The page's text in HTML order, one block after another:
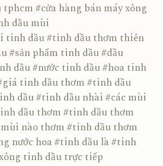
#cửa hàng bán máy xông
dầu mùi
tinh dầu #tinh dầu thơm thiên
#sản phẩm tinh dầu #dầu
dầu #nước tinh dầu #hoa tinh
tinh dầu thơm #tinh dầu
dầu #tinh dầu nhài #các mùi
dầu thơm #tinh dầu thơm
nào thơm #tinh dầu thơm
nước hoa #tinh dầu là #tinh
tinh dầu trực tiếp